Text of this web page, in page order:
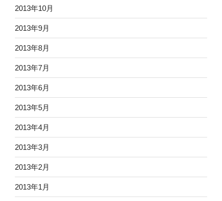
2013年10月
2013年9月
2013年8月
2013年7月
2013年6月
2013年5月
2013年4月
2013年3月
2013年2月
2013年1月